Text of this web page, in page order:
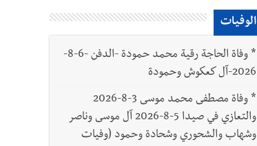
الوفيات
*
وفاة الحاجة رقية محمد حمودة -الدفن -6-8-
2026-آل كعكوش وحمودة
*
وفاة مصطفى محمد موسى 3-8-2026
والتعازي في صيدا 5-8-2026 آل موسى وناصر
وشهاب والشحوري وشحادة وحمود (وفيات